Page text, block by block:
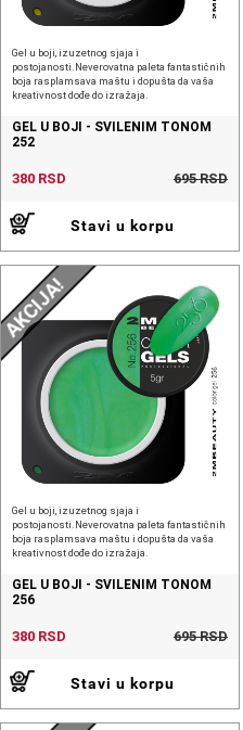
Gel u boji, izuzetnog sjaja i
postojanosti.Neverovatna paleta fantastičnih
boja rasplamsava maštu i dopušta da vaša
kreativnost dođe do izražaja.
GEL U BOJI - SVILENIM TONOM
252
380 RSD 695 RSD
Stavi u korpu
AKCIJA!
Gel u boji, izuzetnog sjaja i
postojanosti.Neverovatna paleta fantastičnih
boja rasplamsava maštu i dopušta da vaša
kreativnost dođe do izražaja.
GEL U BOJI - SVILENIM TONOM
256
380 RSD 695 RSD
Stavi u korpu